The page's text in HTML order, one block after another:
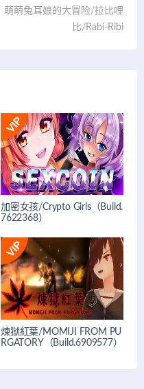
萌萌兔耳娘的大冒险/拉比哩
比/Rabi-Ribi
加密女孩/Crypto Girls（Build.
7622368）
煉獄紅葉/MOMIJI FROM PU
RGATORY（Build.6909577）